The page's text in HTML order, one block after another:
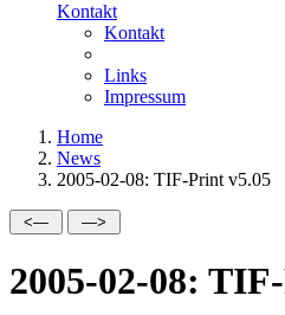
Kontakt
Kontakt
Links
Impressum
Home
News
2005-02-08: TIF-Print v5.05
2005-02-08: